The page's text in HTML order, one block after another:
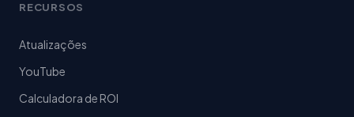
RECURSOS
Atualizações
YouTube
Calculadora de ROI